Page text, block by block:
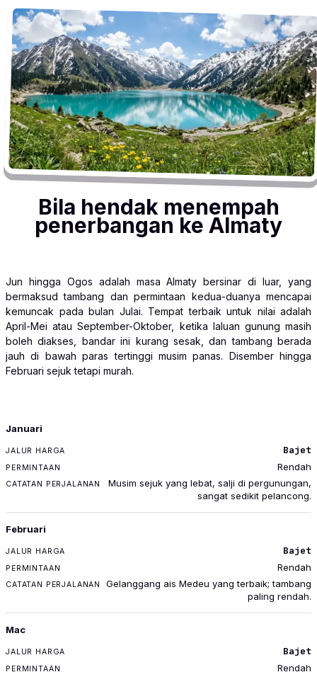
Bila hendak menempah
penerbangan ke Almaty
Jun hingga Ogos adalah masa Almaty bersinar di luar, yang
bermaksud tambang dan permintaan kedua-duanya mencapai
kemuncak pada bulan Julai. Tempat terbaik untuk nilai adalah
April-Mei atau September-Oktober, ketika laluan gunung masih
boleh diakses, bandar ini kurang sesak, dan tambang berada
jauh di bawah paras tertinggi musim panas. Disember hingga
Februari sejuk tetapi murah.
BULAN
Januari
Bajet
Rendah
Musim sejuk yang lebat, salji di pergunungan,
sangat sedikit pelancong.
Februari
Bajet
Rendah
Gelanggang ais Medeu yang terbaik; tambang
paling rendah.
Mac
Bajet
Rendah